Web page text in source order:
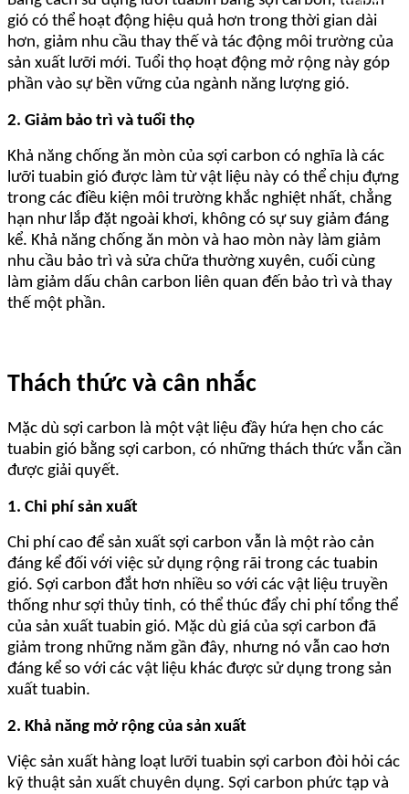
gió có thể hoạt động hiệu quả hơn trong thời gian dài
hơn, giảm nhu cầu thay thế và tác động môi trường của
sản xuất lưỡi mới. Tuổi thọ hoạt động mở rộng này góp
phần vào sự bền vững của ngành năng lượng gió.
2. Giảm bảo trì và tuổi thọ
Khả năng chống ăn mòn của sợi carbon có nghĩa là các
lưỡi tuabin gió được làm từ vật liệu này có thể chịu đựng
trong các điều kiện môi trường khắc nghiệt nhất, chẳng
hạn như lắp đặt ngoài khơi, không có sự suy giảm đáng
kể. Khả năng chống ăn mòn và hao mòn này làm giảm
nhu cầu bảo trì và sửa chữa thường xuyên, cuối cùng
làm giảm dấu chân carbon liên quan đến bảo trì và thay
thế một phần.
Thách thức và cân nhắc
Mặc dù sợi carbon là một vật liệu đầy hứa hẹn cho các
tuabin gió bằng sợi carbon, có những thách thức vẫn cần
được giải quyết.
1. Chi phí sản xuất
Chi phí cao để sản xuất sợi carbon vẫn là một rào cản
đáng kể đối với việc sử dụng rộng rãi trong các tuabin
gió. Sợi carbon đắt hơn nhiều so với các vật liệu truyền
thống như sợi thủy tinh, có thể thúc đẩy chi phí tổng thể
của sản xuất tuabin gió. Mặc dù giá của sợi carbon đã
giảm trong những năm gần đây, nhưng nó vẫn cao hơn
đáng kể so với các vật liệu khác được sử dụng trong sản
xuất tuabin.
2. Khả năng mở rộng của sản xuất
Việc sản xuất hàng loạt lưỡi tuabin sợi carbon đòi hỏi các
kỹ thuật sản xuất chuyên dụng. Sợi carbon phức tạp và